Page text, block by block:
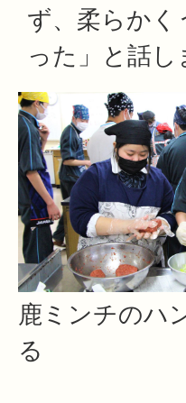
ず、柔らか
った」と話し
鹿ミンチのハ
る